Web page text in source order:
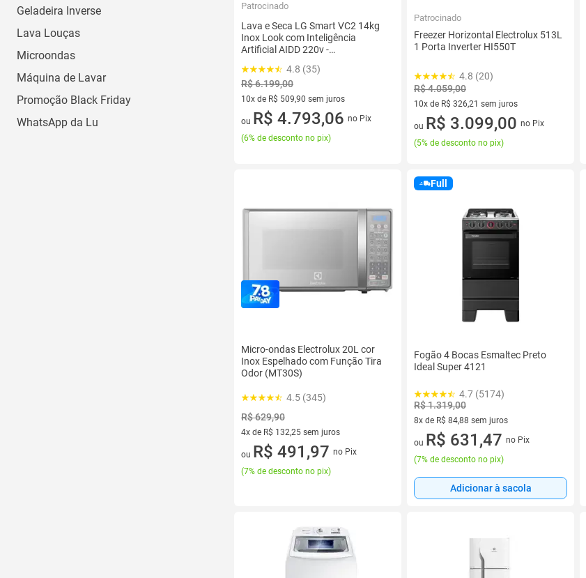
Geladeira Inverse
Lava Louças
Microondas
Máquina de Lavar
Promoção Black Friday
WhatsApp da Lu
Patrocinado
Lava e Seca LG Smart VC2 14kg
Inox Look com Inteligência
Artificial AIDD 220v -
4.8 (35)
R$ 6.199,00
10x de R$ 509,90 sem juros
10 vez de R$ 509,90 sem juros
ou R$ 4.793,06 no Pix
(6% de desconto no pix)
Patrocinado
Freezer Horizontal Electrolux 513L
1 Porta Inverter HI550T
4.8 (20)
R$ 4.059,00
10x de R$ 326,21 sem juros
10 vez de R$ 326,21 sem juros
ou R$ 3.099,00 no Pix
(5% de desconto no pix)
Micro-ondas Electrolux 20L cor
Inox Espelhado com Função Tira
Odor (MT30S)
4.5 (345)
R$ 629,90
4x de R$ 132,25 sem juros
4 vez de R$ 132,25 sem juros
ou R$ 491,97 no Pix
(7% de desconto no pix)
Full
Fogão 4 Bocas Esmaltec Preto
Ideal Super 4121
4.7 (5174)
R$ 1.319,00
8x de R$ 84,88 sem juros
8 vez de R$ 84,88 sem juros
ou R$ 631,47 no Pix
(7% de desconto no pix)
Adicionar à sacola